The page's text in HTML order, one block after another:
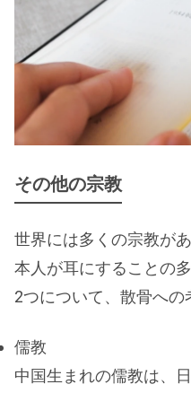
その他の宗教
世界には多くの宗教が
本人が耳にすることの
2つについて、散骨への
儒教
中国生まれの儒教は、